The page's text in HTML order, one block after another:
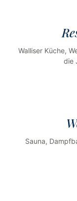
Walliser Küche,
die
Sauna,